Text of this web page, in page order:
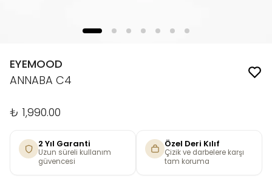
EYEMOOD
ANNABA C4
₺ 1,990.00
2 Yıl Garanti
Uzun süreli kullanım
güvencesi
Özel Deri Kılıf
Çizik ve darbelere karşı
tam koruma